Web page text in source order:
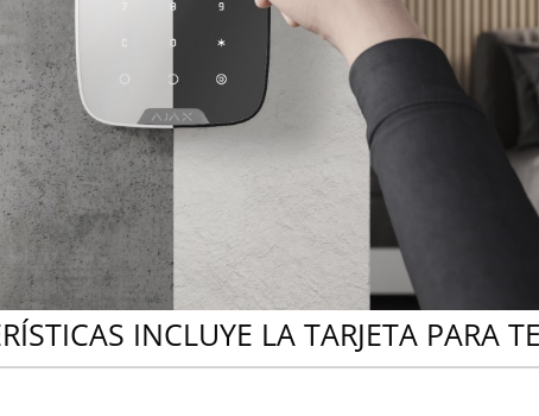
INCLUYE LA TARJETA PARA